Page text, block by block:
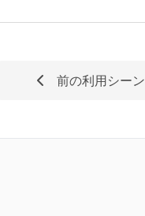
前の利用シーン